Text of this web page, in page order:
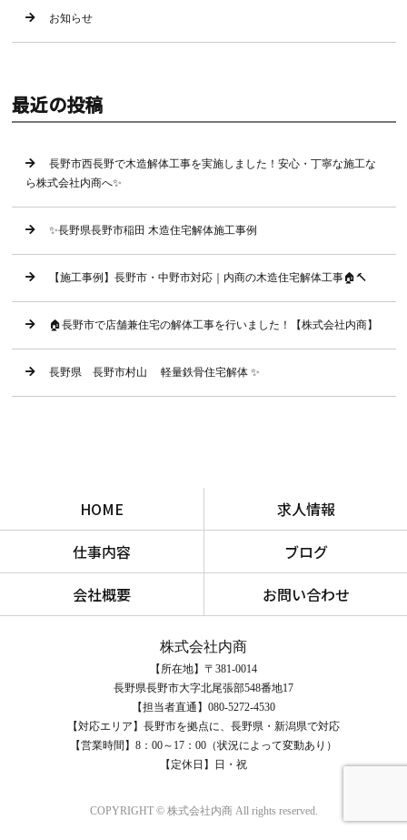
お知らせ
最近の投稿
長野市西長野で木造解体工事を実施しました！安心・丁寧な施工な
ら株式会社内商へ✨
✨長野県長野市稲田 木造住宅解体施工事例
【施工事例】長野市・中野市対応｜内商の木造住宅解体工事🏠🔨
🏠長野市で店舗兼住宅の解体工事を行いました！【株式会社内商】
長野県 長野市村山 軽量鉄骨住宅解体 ✨
HOME
求人情報
仕事内容
ブログ
会社概要
お問い合わせ
株式会社内商
【所在地】〒381-0014
長野県長野市大字北尾張部548番地17
【担当者直通】080-5272-4530
【対応エリア】長野市を拠点に、長野県・新潟県で対応
【営業時間】8：00～17：00（状況によって変動あり）
【定休日】日・祝
COPYRIGHT © 株式会社内商 All rights reserved.